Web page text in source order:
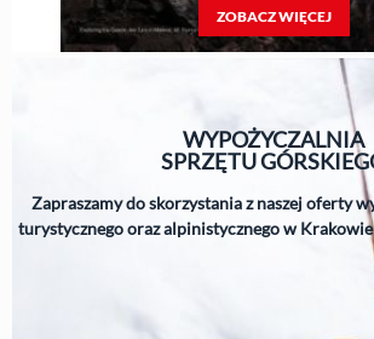
ZOBACZ WIĘCEJ
WYPOŻYCZALNIA
SPRZĘTU
Zapraszamy do skorzystania z naszej oferty
turystycznego oraz alpinistycznego w